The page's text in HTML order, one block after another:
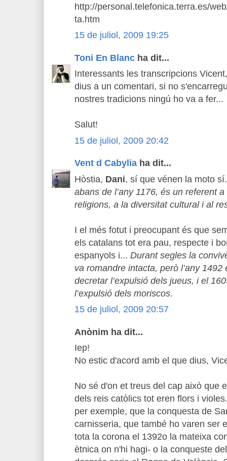
http://personal.telefonica.terra.es/
ta.htm
15 de juliol, 2009 19:25
Toni En Blanc ha dit...
Interessants les transcripcions
dius a un comentari, si no
nostres tradicions ningú ho va a fer...
Salut!
15 de juliol, 2009 20:42
Vent d Cabylia ha dit...
Hòstia, Dani, sí que vénen la moto
abans de l’any 1176, és un referent
religions, a la diversitat cultural i al
I el més fotut i preocupant és que
els catalans tot era pau, respecte i
espanyols i... Durant segles la
va romandre intacta, però l’any
decretar l’expulsió dels jueus, i el
l’expulsió dels moriscos.
15 de juliol, 2009 20:57
Anònim ha dit...
Iep!
No estic d'acord amb el que dius,
No sé d'on et treus del cap això que
dels reis catòlics tot eren flors i
per exemple, que la conquesta de
carnisseria, que també ho varen ser
tota la corona el 1392o la mateixa
ètnica on n'hi hagi- o la conqueste